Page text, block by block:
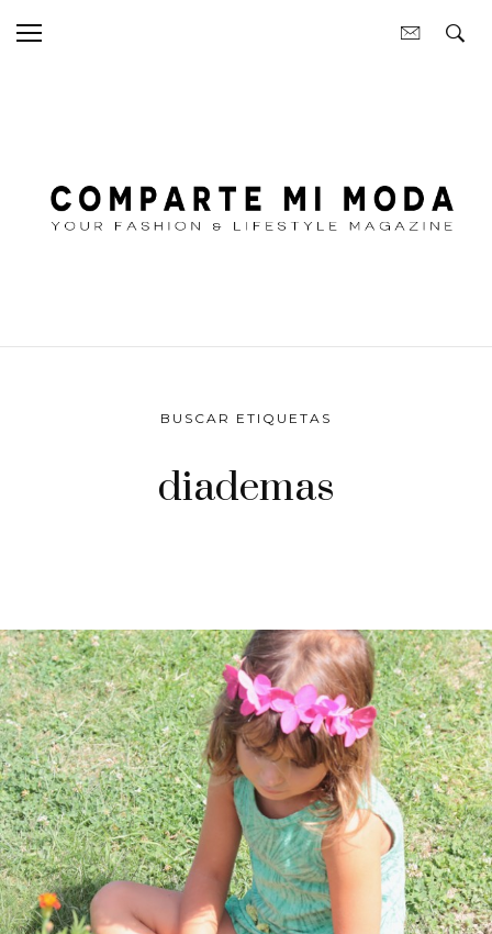
BUSCAR ETIQUETAS
diademas